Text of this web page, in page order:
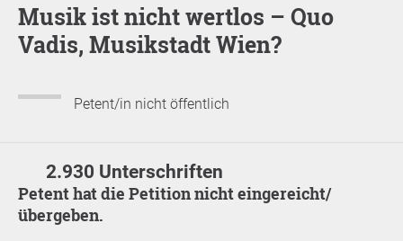
Musik ist nicht wertlos – Quo
Vadis, Musikstadt Wien?
Petent/in nicht öffentlich
2.930 Unterschriften
Petent hat die Petition nicht eingereicht/
übergeben.